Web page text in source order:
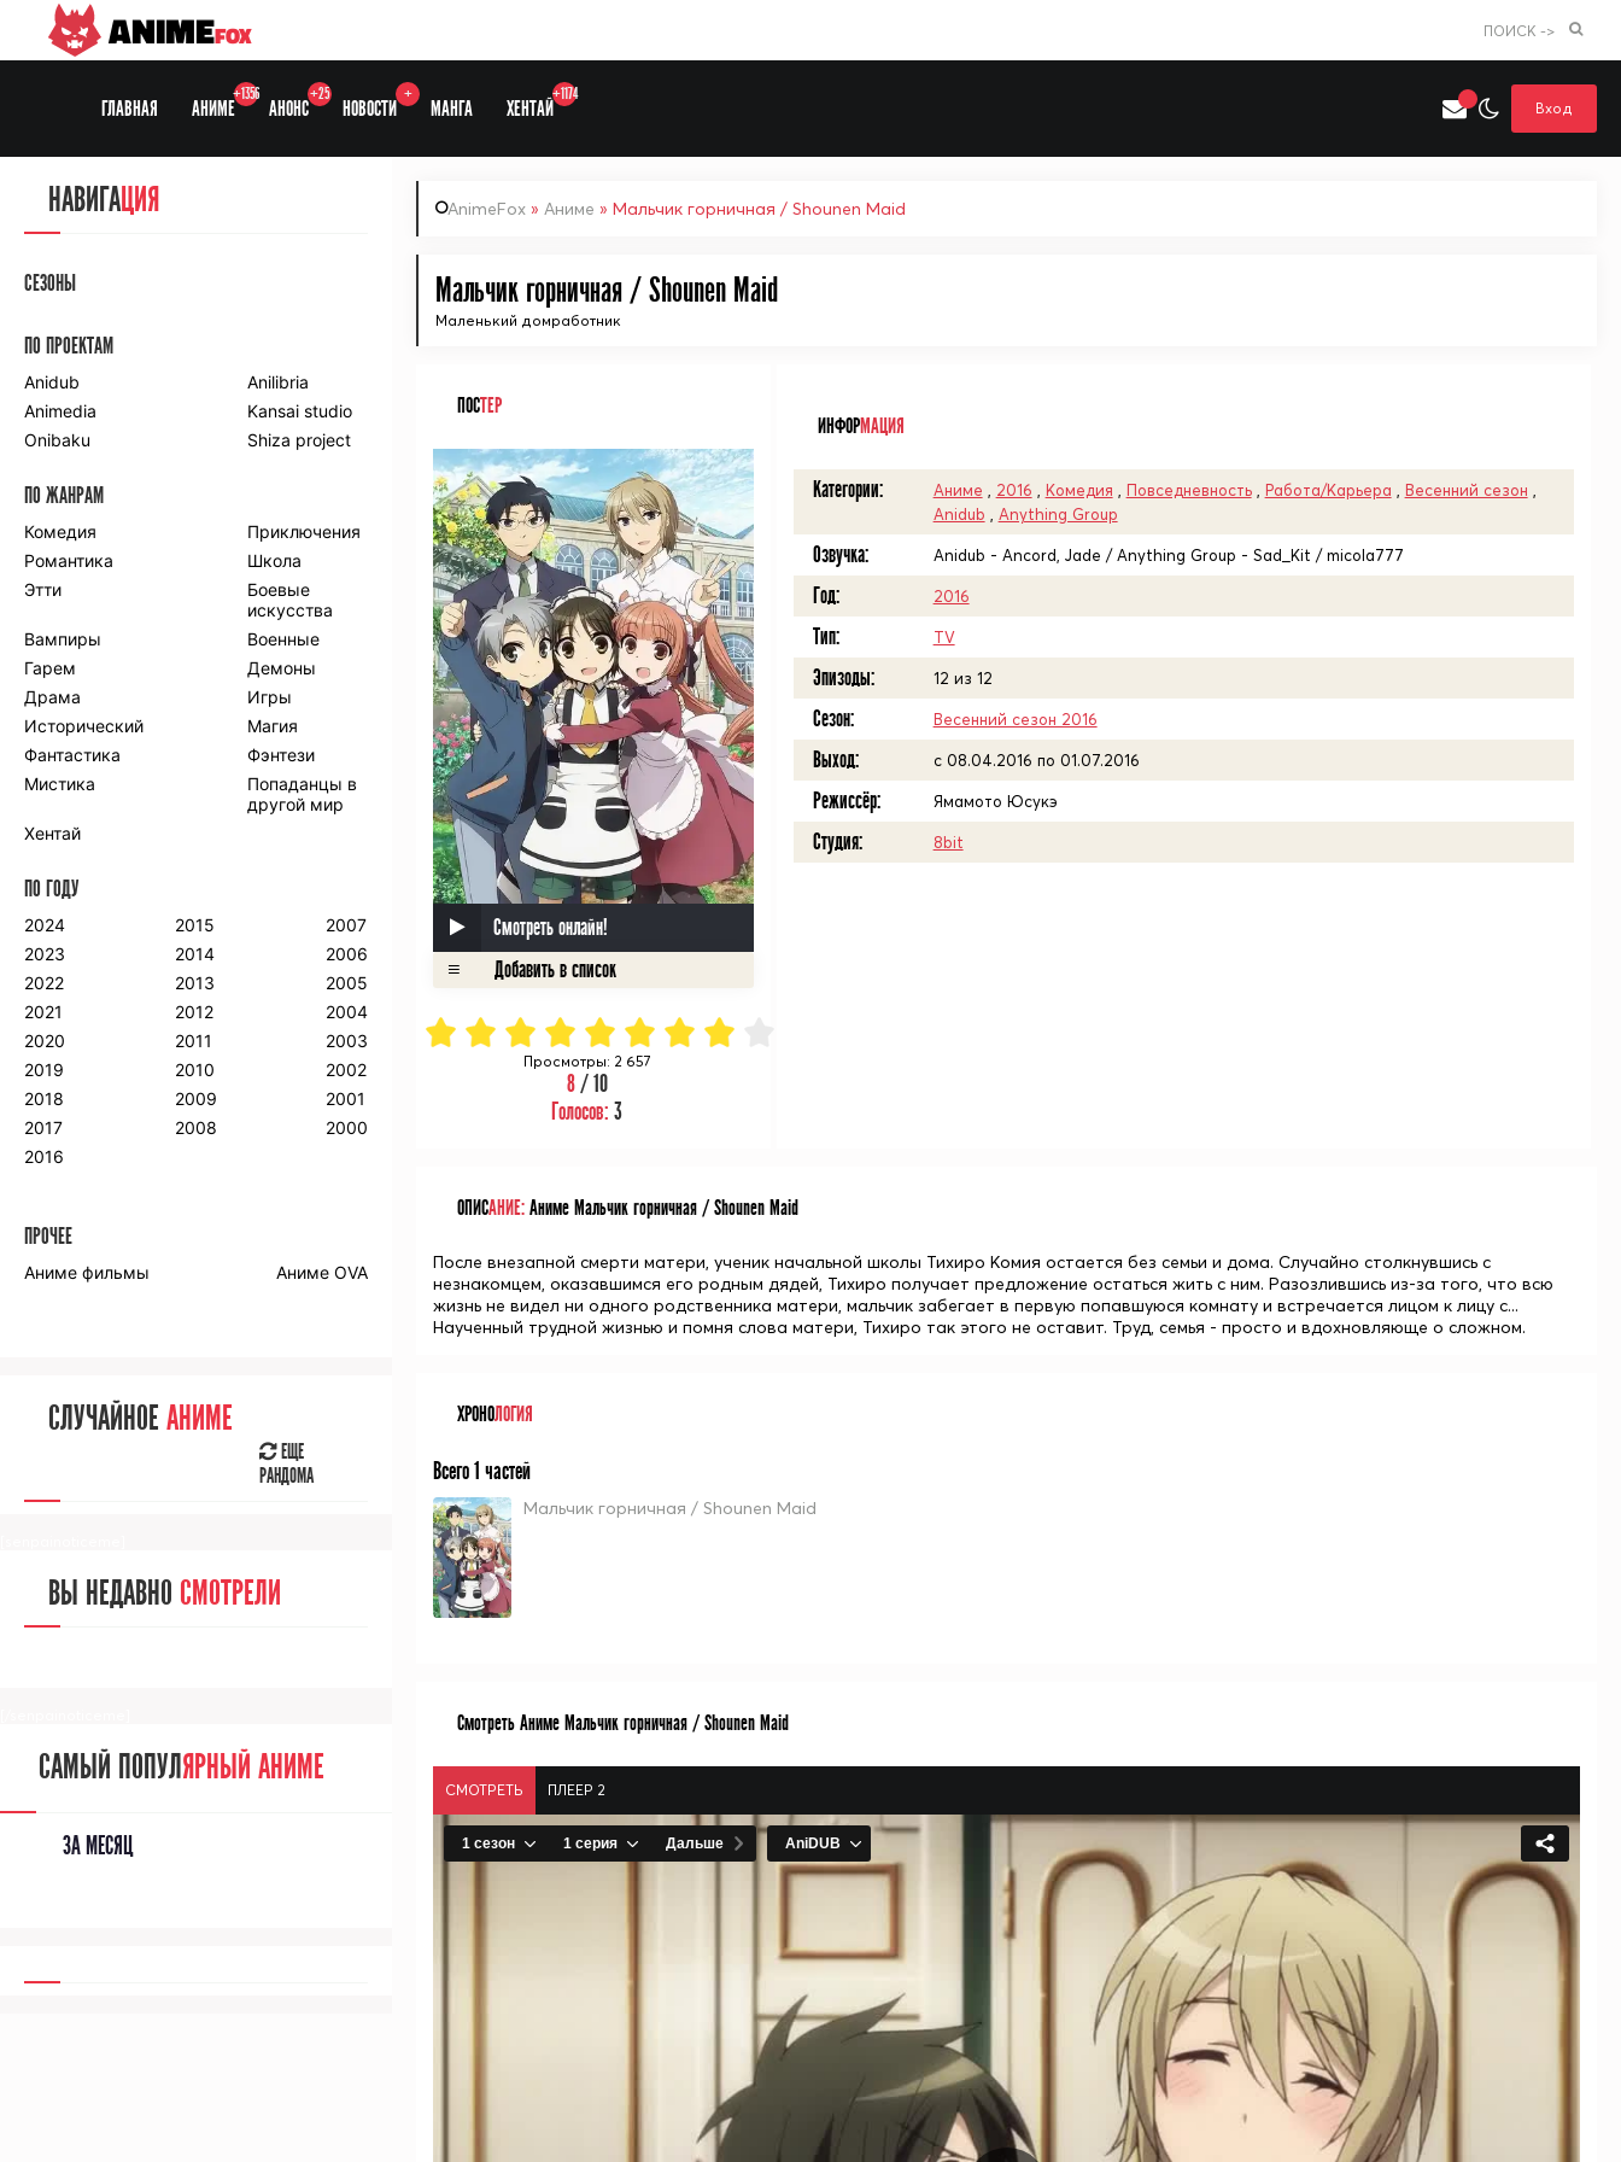
ANIMEFOX ПОИСК ->
ГЛАВНАЯ АНИМЕ
+1356
АНОНС
+25
НОВОСТИ
+
МАНГА ХЕНТАЙ
+1174
Вход
AnimeFox » Аниме » Мальчик горничная / Shounen Maid
Мальчик горничная / Shounen Maid
Маленький домработник
ПОСТЕР
Смотреть онлайн!
Просмотры: 2 657
8/ 10
Голосов:3
ИНФОРМАЦИЯ
Категории: Аниме 2016 Комедия Повседневность, Работа/Карьера Весенний сезон
Anidub
Anything Group
Озвучка: Anidub - Ancord, Jade / Anything Group - Sad_Kit / micola777
Год: 2016
Тип: TV
Эпизоды: 12 из 12
Сезон: Весенний сезон 2016
Выход: c 08.04.2016 по 01.07.2016
Режиссёр: Ямамото Юсукэ
Студия: 8bit
ОПИСАНИЕ:Аниме Мальчик горничная / Shounen Maid
После внезапной смерти матери, ученик начальной школы Тихиро Комия остается без семьи и дома. Случайно столкнувшись с
незнакомцем, оказавшимся его родным дядей, Тихиро получает предложение остаться жить с ним. Разозлившись из-за того, что всю
жизнь не видел ни одного родственника матери, мальчик забегает в первую попавшуюся комнату и встречается лицом к лицу с...
Наученный трудной жизнью и помня слова матери, Тихиро так этого не оставит. Труд, семья - просто и вдохновляюще о сложном.
ХРОНОЛОГИЯ
Всего 1 частей
Мальчик горничная / Shounen Maid
Смотреть Аниме Мальчик горничная / Shounen Maid
СМОТРЕТЬ ПЛЕЕР 2
НАВИГАЦИЯ
СЕЗОНЫ
ПО ПРОЕКТАМ
Anidub
Anilibria
Animedia
Kansai studio
Onibaku
Shiza project
ПО ЖАНРАМ
Комедия
Приключения
Романтика
Школа
Этти
Боевые
искусства
Вампиры
Военные
Гарем
Демоны
Драма
Игры
Исторический
Магия
Фантастика
Фэнтези
Мистика
Попаданцы в
другой мир
Хентай
ПО ГОДУ
2024
2023
2022
2021
2020
2019
2018
2017
2016
2015
2014
2013
2012
2011
2010
2009
2008
2007
2006
2005
2004
2003
2002
2001
2000
ПРОЧЕЕ
Аниме фильмы Аниме OVA
СЛУЧАЙНОЕ АНИМЕ
ЕЩЕ
РАНДОМА
ВЫ НЕДАВНО СМОТРЕЛИ
САМЫЙ ПОПУЛЯРНЫЙ АНИМЕ
ЗА МЕСЯЦ